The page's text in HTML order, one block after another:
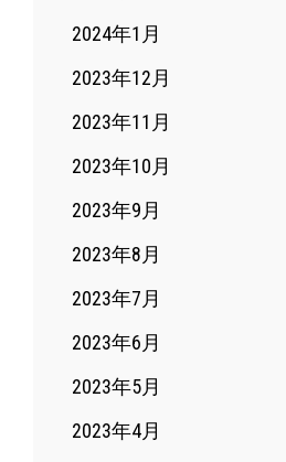
2024年1月
2023年12月
2023年11月
2023年10月
2023年9月
2023年8月
2023年7月
2023年6月
2023年5月
2023年4月